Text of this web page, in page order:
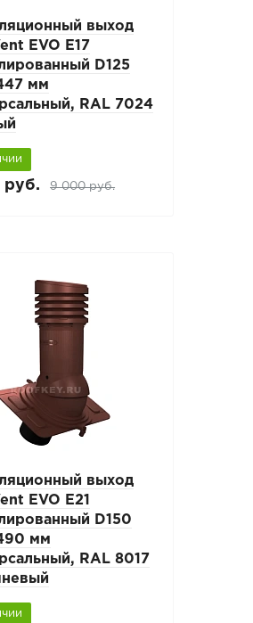
выход
EVO E17
D125
мм
RAL 7024
руб. 9 000 руб.
выход
EVO E21
D150
мм
RAL 8017